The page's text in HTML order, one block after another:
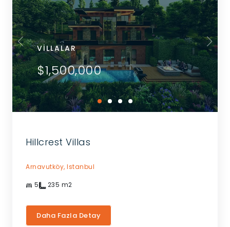
VILLALAR
$1,500,000
Hillcrest Villas
Arnavutköy, Istanbul
5 235 m2
Daha Fazla Detay